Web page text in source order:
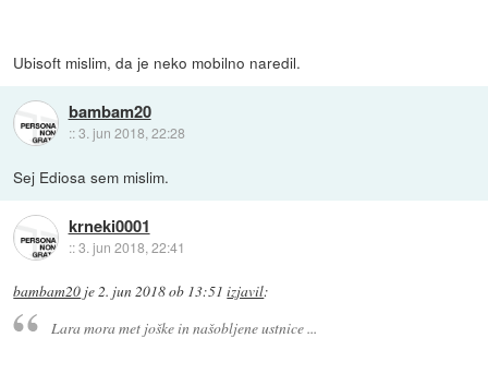
Ubisoft mislim, da je neko mobilno naredil.
bambam20
::3. jun 2018, 22:28
Sej Ediosa sem mislim.
krneki0001
::3. jun 2018, 22:41
bambam20 je2. jun 2018 ob 13:51 izjavil:
Lara mora met joške in našobljene ustnice ...